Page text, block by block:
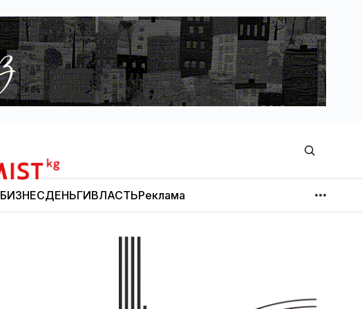
БИЗНЕСДЕНЬГИВЛАСТЬРеклама
МНЕНИЕ